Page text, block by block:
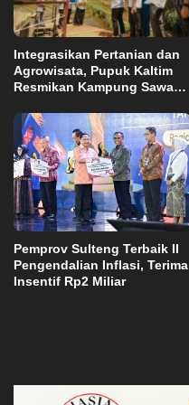
Integrasikan Pertanian dan
Agrowisata, Pupuk Kaltim
Resmikan Kampung Sawah
Pemprov Sulteng Terbaik II
Pengendalian Inflasi, Terima
Insentif Rp2 Miliar